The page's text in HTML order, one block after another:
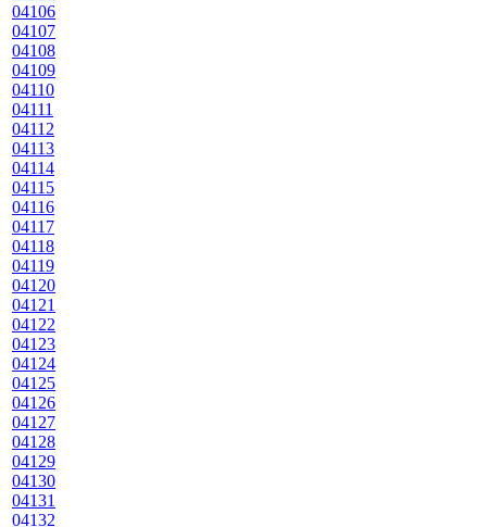
04106
04107
04108
04109
04110
04111
04112
04113
04114
04115
04116
04117
04118
04119
04120
04121
04122
04123
04124
04125
04126
04127
04128
04129
04130
04131
04132